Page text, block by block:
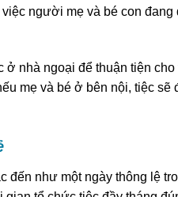
người mẹ và bé con
nhà ngoại để thuận tiện
mẹ và bé ở bên nội, tiệc sẽ
đến như một ngày thông lệ